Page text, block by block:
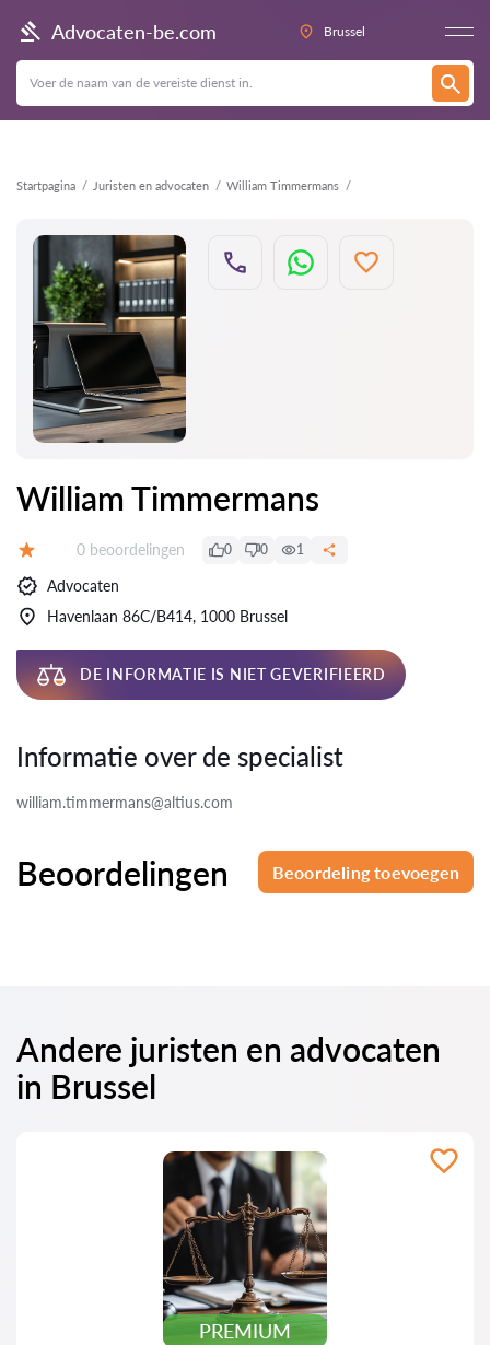
Advocaten-be.com Brussel
Startpagina Juristen en advocaten William Timmermans
Terug
William Timmermans
Beoordelingen:
0 beoordelingen 0 0 1
Advocaten
Havenlaan 86C/B414, 1000 Brussel
DE INFORMATIE IS NIET GEVERIFIEERD
Informatie over de specialist
william.timmermans@altius.com
Beoordelingen Beoordeling toevoegen
Andere juristen en advocaten
in Brussel
PREMIUM